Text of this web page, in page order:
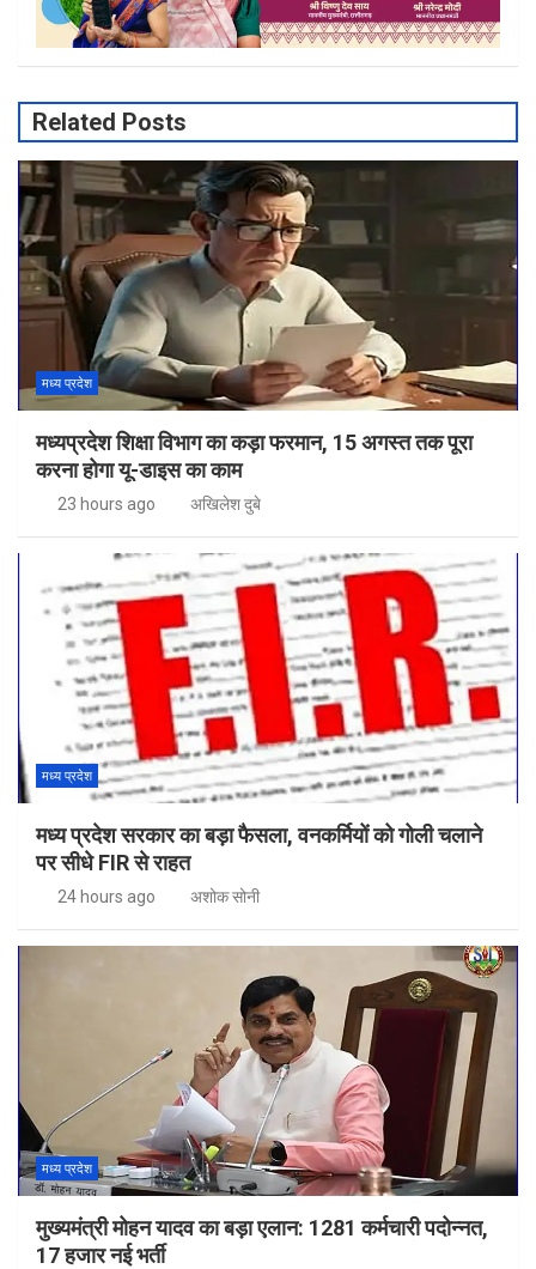
Related Posts
मध्य प्रदेश
मध्यप्रदेश शिक्षा विभाग का कड़ा फरमान, 15 अगस्त तक पूरा
करना होगा यू-डाइस का काम
23 hours ago अखिलेश दुबे
मध्य प्रदेश
मध्य प्रदेश सरकार का बड़ा फैसला, वनकर्मियों को गोली चलाने
पर सीधे FIR से राहत
24 hours ago अशोक सोनी
मध्य प्रदेश
मुख्यमंत्री मोहन यादव का बड़ा एलान: 1281 कर्मचारी पदोन्नत,
17 हजार नई भर्ती